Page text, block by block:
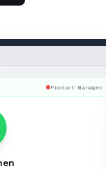
Product Manager